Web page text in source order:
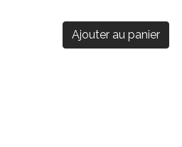
Ajouter au panier